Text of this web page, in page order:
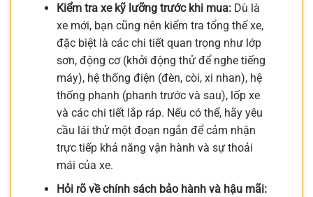
Kiểm tra xe kỹ lưỡng trước khi mua:Dù là
xe mới, bạn cũng nên kiểm tra tổng thể xe,
đặc biệt là các chi tiết quan trọng như lớp
sơn, động cơ (khởi động thử để nghe tiếng
máy), hệ thống điện (đèn, còi, xi nhan), hệ
thống phanh (phanh trước và sau), lốp xe
và các chi tiết lắp ráp. Nếu có thể, hãy yêu
cầu lái thử một đoạn ngắn để cảm nhận
trực tiếp khả năng vận hành và sự thoải
mái của xe.
Hỏi rõ về chính sách bảo hành và hậu mãi: